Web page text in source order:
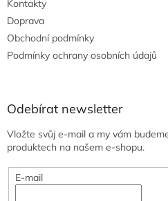
Kontakty
Doprava
Obchodní podmínky
Podmínky ochrany osobních údajů
Odebírat newsletter
Vložte svůj e-mail a my vám
produktech na našem e-shopu.
E-mail